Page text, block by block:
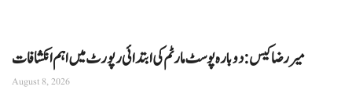
میر رضا کیس: دوبارہ پوسٹ مارٹم کی ابتدائی رپورٹ میں اہم انکشافات
August 8, 2026